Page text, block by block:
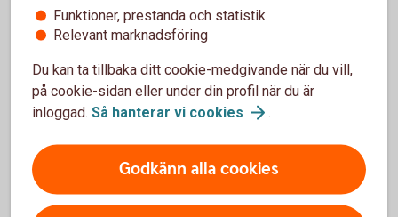
Ledamotens oberoende
Oberoende i förhållande till bankledningen och oberoende i
förhållande till Bankens aktieägare Sparbanksstiftelsen
Öland och Swedbank AB.
Funktioner, prestanda och statistik
Relevant marknadsföring
Du kan ta tillbaka ditt cookie-medgivande när du vill,
på cookie-sidan eller under din profil när du är
inloggad. Så hanterar vi cookies .
Godkänn alla cookies